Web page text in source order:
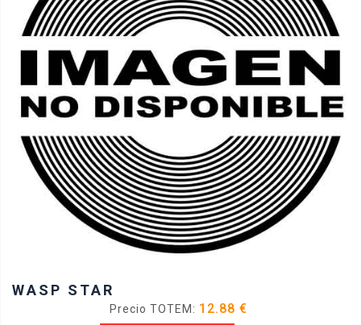
WASP STAR
Precio TOTEM: 12.88 €